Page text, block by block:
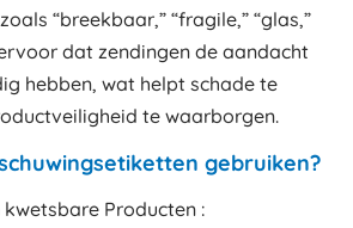
“breekbaar,” “fragile,” “glas,”
dat zendingen de aandacht
hebben, wat helpt schade te
te waarborgen.
gebruiken?
Producten :